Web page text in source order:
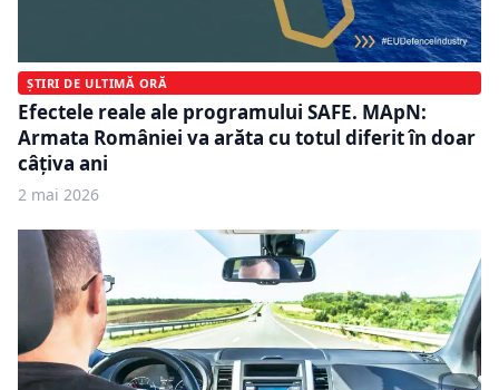
ȘTIRI DE ULTIMĂ ORĂ
Efectele reale ale programului SAFE. MApN:
Armata României va arăta cu totul diferit în doar
câţiva ani
2 mai 2026